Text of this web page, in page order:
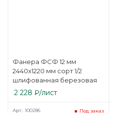
Фанера ФСФ 12 мм
2440х1220 мм сорт 1/2
шлифованная березовая
2 228 ₽/лист
Под заказ
Арт.: 100286